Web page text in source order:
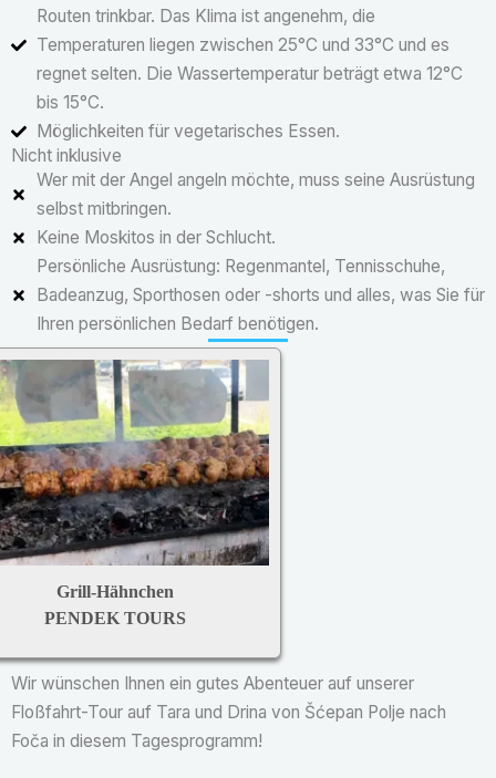
Routen trinkbar. Das Klima ist angenehm, die
Temperaturen liegen zwischen 25°C und 33°C und es
regnet selten. Die Wassertemperatur beträgt etwa 12°C
bis 15°C.
Möglichkeiten für vegetarisches Essen.
Nicht inklusive
Wer mit der Angel angeln möchte, muss seine Ausrüstung
selbst mitbringen.
Keine Moskitos in der Schlucht.
Persönliche Ausrüstung: Regenmantel, Tennisschuhe,
Badeanzug, Sporthosen oder -shorts und alles, was Sie für
Ihren persönlichen Bedarf benötigen.
Grill-Hähnchen
PENDEK TOURS
Wir wünschen Ihnen ein gutes Abenteuer auf unserer
Floßfahrt-Tour auf Tara und Drina von Šćepan Polje nach
Foča in diesem Tagesprogramm!